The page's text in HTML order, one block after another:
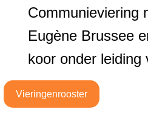
Communieviering
Eugène Brussee
koor onder leiding
Vieringenrooster